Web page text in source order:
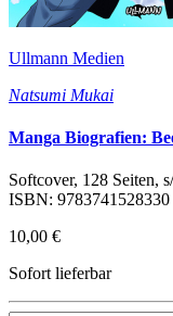
Ullmann Medien
Natsumi Mukai
Manga Biografien:
Softcover, 128 Seiten,
ISBN: 9783741528330
10,00 €
Sofort lieferbar